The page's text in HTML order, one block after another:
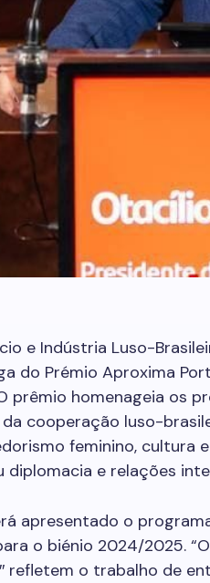
e Indústria Luso-
do Prémio Aproxima
prêmio homenageia os
cooperação luso-
feminino, cultura
diplomacia e relações
apresentado o
o biénio 2024/2025.
refletem o trabalho de